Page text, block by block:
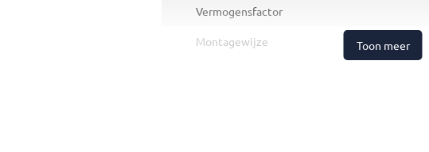
Vermogensfactor
Montagewijze Toon meer